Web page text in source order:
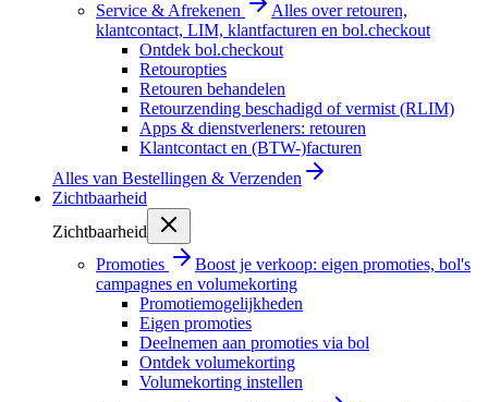
Service & Afrekenen
Alles over retouren,
klantcontact, LIM, klantfacturen en bol.checkout
Ontdek bol.checkout
Retouropties
Retouren behandelen
Retourzending beschadigd of vermist (RLIM)
Apps & dienstverleners: retouren
Klantcontact en (BTW-)facturen
Alles van Bestellingen & Verzenden
Zichtbaarheid
Zichtbaarheid
Promoties
Boost je verkoop: eigen promoties, bol's
campagnes en volumekorting
Promotiemogelijkheden
Eigen promoties
Deelnemen aan promoties via bol
Ontdek volumekorting
Volumekorting instellen